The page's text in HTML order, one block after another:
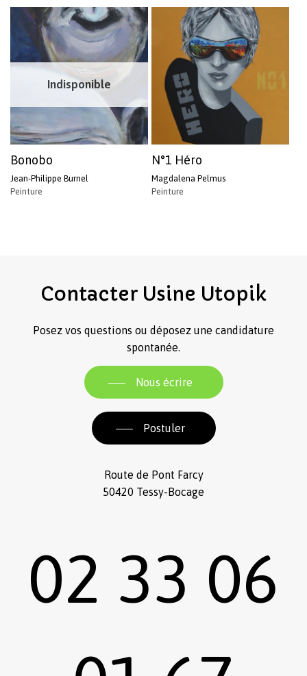
Indisponible
Bonobo
Jean-Philippe Burnel
Peinture
N°1 Héro
Magdalena Pelmus
Peinture
Contacter Usine Utopik
Posez vos questions ou déposez une candidature
spontanée.
Nous écrire
Postuler
Route de Pont Farcy
50420 Tessy-Bocage
02 33 06